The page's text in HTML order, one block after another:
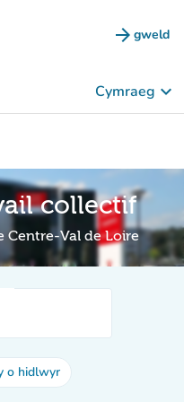
arrow_forward gweld
(tab
Cymraeg keyboard_arrow_down
collectif
Centre-Val de Loire
o hidlwyr